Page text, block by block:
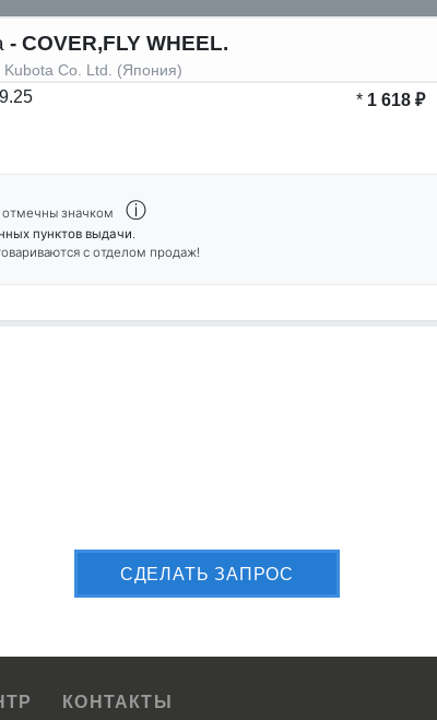
- COVER,FLY WHEEL.
Kubota Co. Ltd. (Япония)
* 1 618 ₽
, отмечны значком ⓘ
пунктов выдачи
с отделом продаж!
CДЕЛАТЬ ЗАПРОС
КОНТАКТЫ